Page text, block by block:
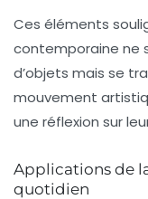
Ces éléments
contemporaine ne
d’objets mais se
mouvement
une réflexion sur
Applications de
quotidien